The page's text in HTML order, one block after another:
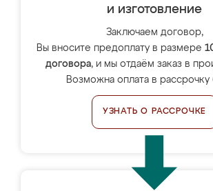
и изготовление
Заключаем договор,
Вы вносите предоплату в размере
договора, и мы отдаём заказ в
Возможна оплата в рассрочку
УЗНАТЬ О РАССРОЧКЕ